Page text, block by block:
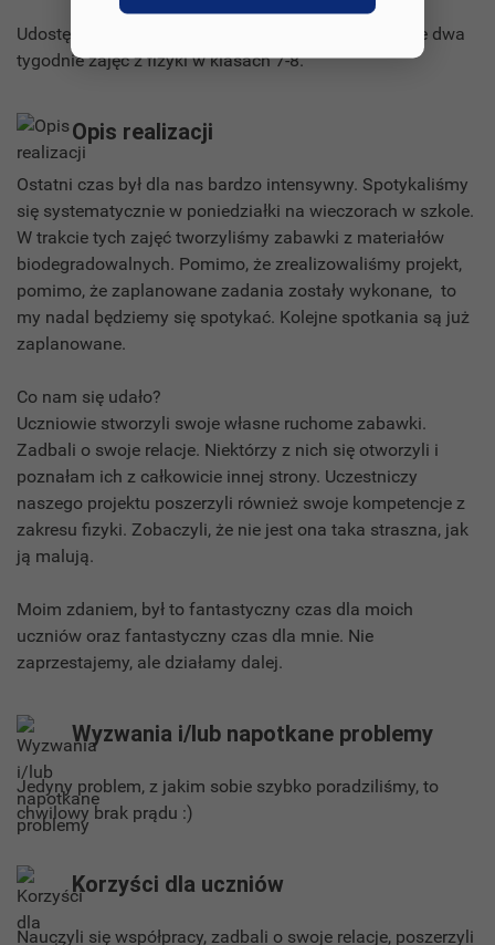
Udostępniam linki do filmów, które pokazują ostatnie dwa
tygodnie zajęć z fizyki w klasach 7-8.
Opis realizacji
Ostatni czas był dla nas bardzo intensywny. Spotykaliśmy
się systematycznie w poniedziałki na wieczorach w szkole.
W trakcie tych zajęć tworzyliśmy zabawki z materiałów
biodegradowalnych. Pomimo, że zrealizowaliśmy projekt,
pomimo, że zaplanowane zadania zostały wykonane, to
my nadal będziemy się spotykać. Kolejne spotkania są już
zaplanowane.
Co nam się udało?
Uczniowie stworzyli swoje własne ruchome zabawki.
Zadbali o swoje relacje. Niektórzy z nich się otworzyli i
poznałam ich z całkowicie innej strony. Uczestniczy
naszego projektu poszerzyli również swoje kompetencje z
zakresu fizyki. Zobaczyli, że nie jest ona taka straszna, jak
ją malują.
Moim zdaniem, był to fantastyczny czas dla moich
uczniów oraz fantastyczny czas dla mnie. Nie
zaprzestajemy, ale działamy dalej.
Wyzwania i/lub napotkane problemy
Jedyny problem, z jakim sobie szybko poradziliśmy, to
chwilowy brak prądu :)
Korzyści dla uczniów
Nauczyli się współpracy, zadbali o swoje relacje, poszerzyli